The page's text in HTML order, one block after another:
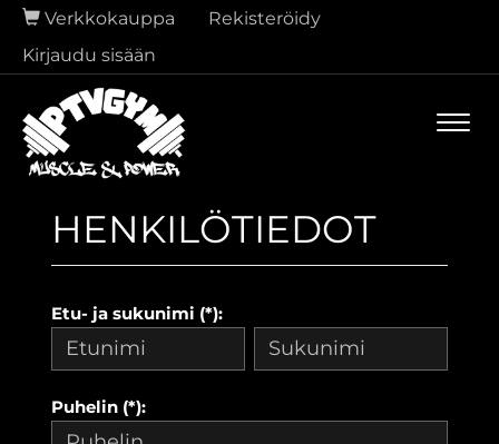
Verkkokauppa
Rekisteröidy
Kirjaudu sisään
HENKILÖTIEDOT
Etu- ja sukunimi (*):
Puhelin (*):